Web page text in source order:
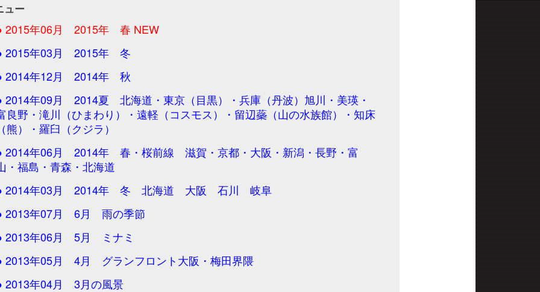
ュー
2015年06月 2015年 春 NEW
2015年03月 2015年 冬
2014年12月 2014年 秋
2014年09月 2014夏 北海道・東京（目黒）・兵庫（丹波）旭川・美瑛・
良野・滝川（ひまわり）・遠軽（コスモス）・留辺蘂（山の水族館）・知床
熊）・羅臼（クジラ）
2014年06月 2014年 春・桜前線 滋賀・京都・大阪・新潟・長野・富
・福島・青森・北海道
2014年03月 2014年 冬 北海道 大阪 石川 岐阜
2013年07月 6月 雨の季節
2013年06月 5月 ミナミ
2013年05月 4月 グランフロント大阪・梅田界隈
2013年04月 3月の風景